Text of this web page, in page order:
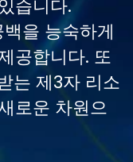
습니다.
을 능숙하게
공합니다. 또
는 제3자 리소
로운 차원으